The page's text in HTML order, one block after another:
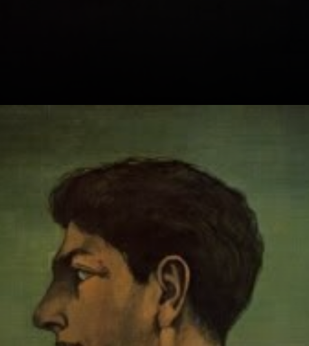
Con Carlo Carrà,
crearon el Arte
Metafísico.
Querían mostrar
una realidad
oculta, ¿sabes?